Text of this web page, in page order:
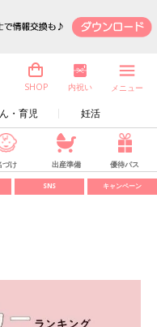
・育児 妊活
SHOP 内祝い メニュー
づけ 出産準備 優待パス
SNS キャンペーン